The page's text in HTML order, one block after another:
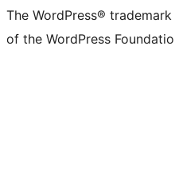
The WordPress®
of the WordPress